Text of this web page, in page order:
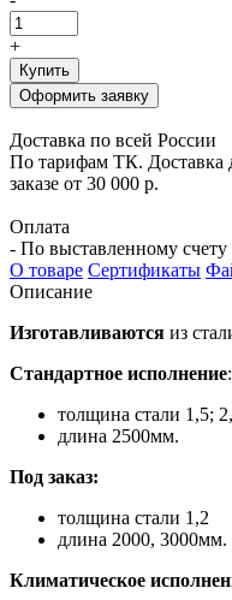
+
Купить
Оформить заявку
Доставка по всей России
По тарифам ТК. Доставка
заказе от 30 000 р.
Оплата
- По выставленному счету
О товаре Сертификаты
Описание
Изготавливаются из
Стандартное исполнение:
толщина стали 1,5;
длина 2500мм.
Под заказ:
толщина стали 1,2
длина 2000, 3000мм.
Климатическое